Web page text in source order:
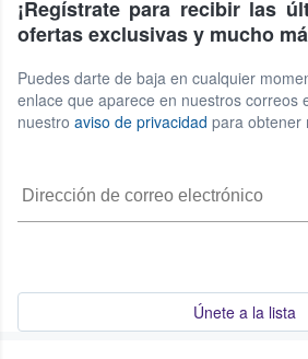
¡Regístrate para recibir las
ofertas exclusivas y mucho
Puedes darte de baja en cualquier
enlace que aparece en nuestros correos
nuestro aviso de privacidad para obtener
Únete a la lista